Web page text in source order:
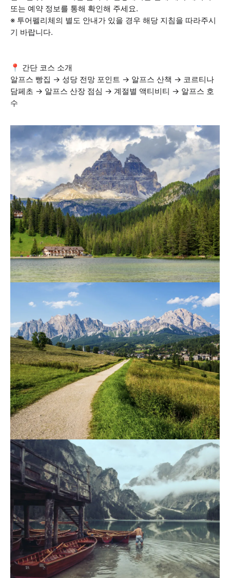
또는 예약 정보를 통해 확인해 주세요.
※ 투어펠리체의 별도 안내가 있을 경우 해당 지침을 따라주시
기 바랍니다.
📍 간단 코스 소개
알프스 빵집 → 성당 전망 포인트 → 알프스 산책 → 코르티나
담페초 → 알프스 산장 점심 → 계절별 액티비티 → 알프스 호
수